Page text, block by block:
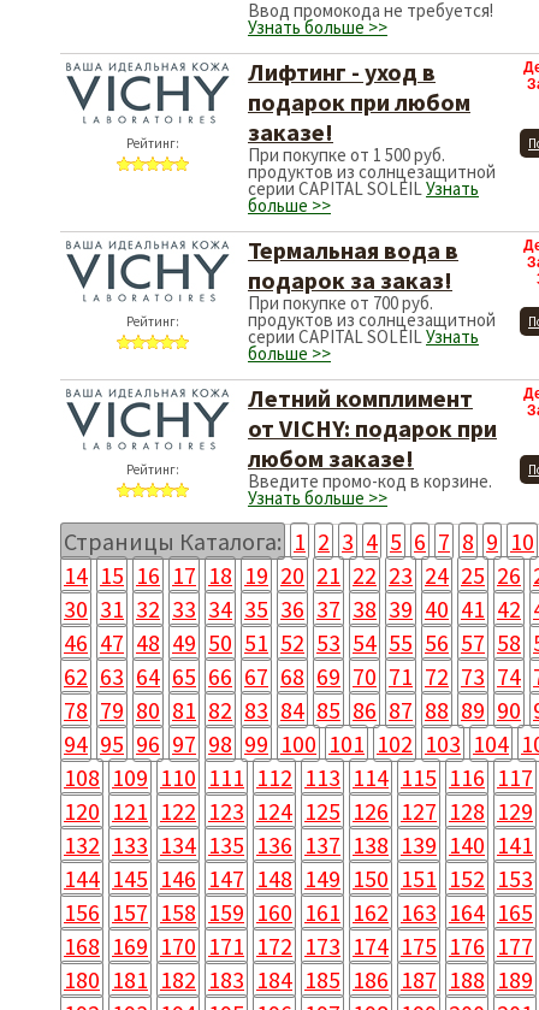
Ввод промокода не требуется!
Узнать больше >>
Рейтинг:
Лифтинг - уход в
подарок при любом
заказе!
При покупке от 1 500 руб.
продуктов из солнцезащитной
серии CAPITAL SOLEILУзнать
больше >>
Рейтинг:
Термальная вода в
подарок за заказ!
При покупке от 700 руб.
продуктов из солнцезащитной
серии CAPITAL SOLEILУзнать
больше >>
Рейтинг:
Летний комплимент
от VICHY: подарок при
любом заказе!
Введите промо-код в корзине.
Узнать больше >>
Страницы Каталога: 1 2 3 4 5 6 7 8 9 10
14 15 16 17 18 19 20 21 22 23 24 25 26
30 31 32 33 34 35 36 37 38 39 40 41 42
46 47 48 49 50 51 52 53 54 55 56 57 58
62 63 64 65 66 67 68 69 70 71 72 73 74
78 79 80 81 82 83 84 85 86 87 88 89 90
94 95 96 97 98 99 100 101 102 103 104
108 109 110 111 112 113 114 115 116 117
120 121 122 123 124 125 126 127 128 129
132 133 134 135 136 137 138 139 140 141
144 145 146 147 148 149 150 151 152 153
156 157 158 159 160 161 162 163 164 165
168 169 170 171 172 173 174 175 176 177
180 181 182 183 184 185 186 187 188 189